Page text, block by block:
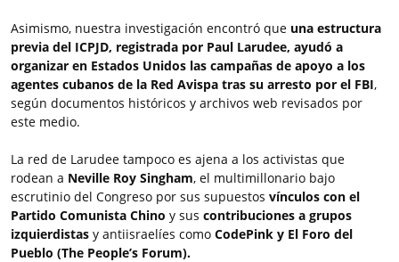
Asimismo, nuestra investigación encontró que una estructura
previa del ICPJD, registrada por Paul Larudee, ayudó a
organizar en Estados Unidos las campañas de apoyo a los
agentes cubanos de la Red Avispa tras su arresto por el FBI,
según documentos históricos y archivos web revisados por
este medio.
La red de Larudee tampoco es ajena a los activistas que
rodean a Neville Roy Singham, el multimillonario bajo
escrutinio del Congreso por sus supuestos vínculos con el
Partido Comunista Chino y sus contribuciones a grupos
izquierdistas y antiisraelíes como CodePink y El Foro del
Pueblo (The People’s Forum).